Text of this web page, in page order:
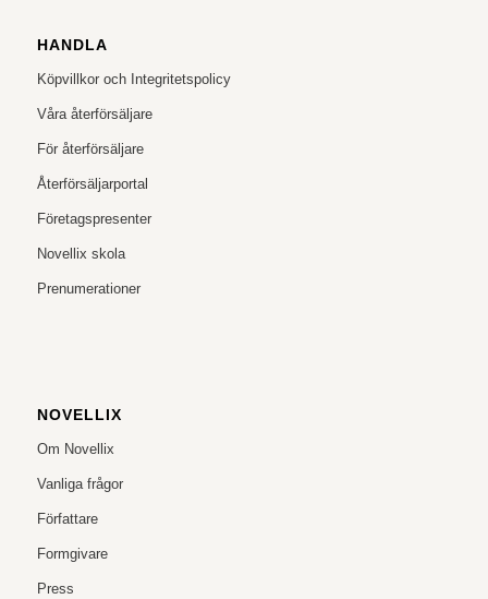
HANDLA
Köpvillkor och Integritetspolicy
Våra återförsäljare
För återförsäljare
Återförsäljarportal
Företagspresenter
Novellix skola
Prenumerationer
NOVELLIX
Om Novellix
Vanliga frågor
Författare
Formgivare
Press